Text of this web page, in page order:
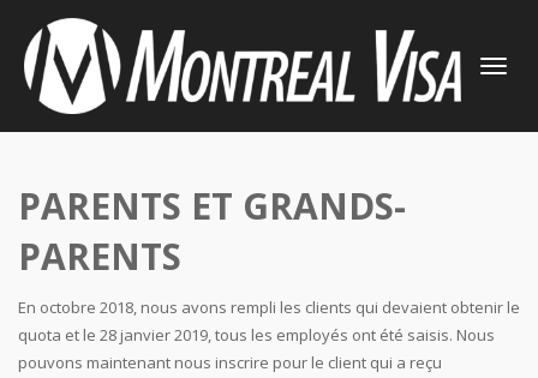
TOGGLE
PARENTS ET GRANDS-
PARENTS
En octobre 2018, nous avons rempli les clients qui devaient obtenir le
quota et le 28 janvier 2019, tous les employés ont été saisis. Nous
pouvons maintenant nous inscrire pour le client qui a reçu